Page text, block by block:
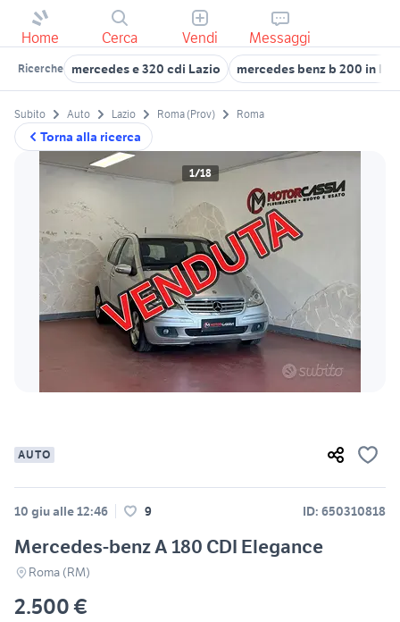
Home Cerca Vendi Messaggi
Ricerche mercedes e 320 cdi Lazio mercedes benz b 200 in
Torna alla ricerca
Subito Auto Lazio Roma (Prov) Roma
1/18
AUTO
10 giu alle 12:46 9 ID: 650310818
Mercedes-benz A 180 CDI Elegance
Roma (RM)
2.500 €